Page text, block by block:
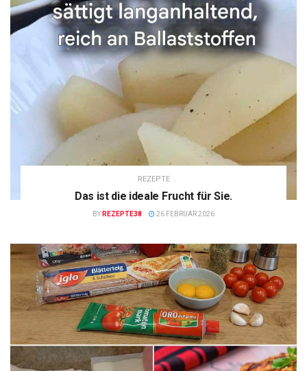
REZEPTE
Das ist die ideale Frucht für Sie.
BY REZEPTE38 26 FEBRUAR 2026